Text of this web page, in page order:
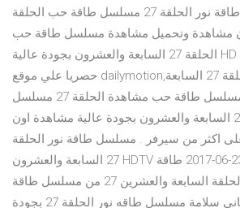
على اكثر من سيرفر . طاقة نور الحلقة 27 مسلسل طاقة حب الحلقة
مشاهدة وتحميل مشاهدة مسلسل طاقة حب
الحلقة 27 السابعة والعشرون بجودة عالية HD يوتيوب ديلى موشن
حصريا علي موقع dailymotion,مسلسل طاقة حب الحلقة 27 السابعة
والعشرون يوتيوب,مسلسل طاقة حب مشاهدة الحلقة 27 مسلسل
طاقة نور الحلقة 27 السابعة والعشرون بجودة عالية مشاهدة اون
اكثر من سيرفر . مسلسل طاقة نور الحلقة
27 السابعة والعشرون HDTV رمضان 2017 2017 23-06-2017 طاقة
نور مشاهدة وتحميل الحلقة السابعة والعشرين 27 من مسلسل طاقة
نور بطولة هاني سلامة مسلسل طاقه نور الحلقة 27 بجودة HD